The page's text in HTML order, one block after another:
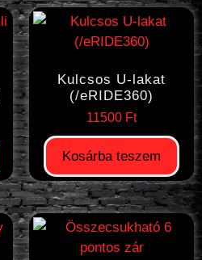
Kulcsos U-lakat
(/eRIDE360)
11500 Ft
Kosárba teszem